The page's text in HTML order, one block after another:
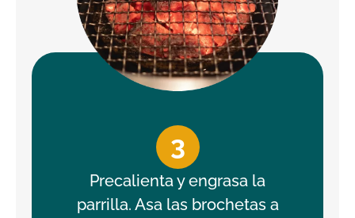
3
Precalienta y engrasa la
parrilla. Asa las brochetas a